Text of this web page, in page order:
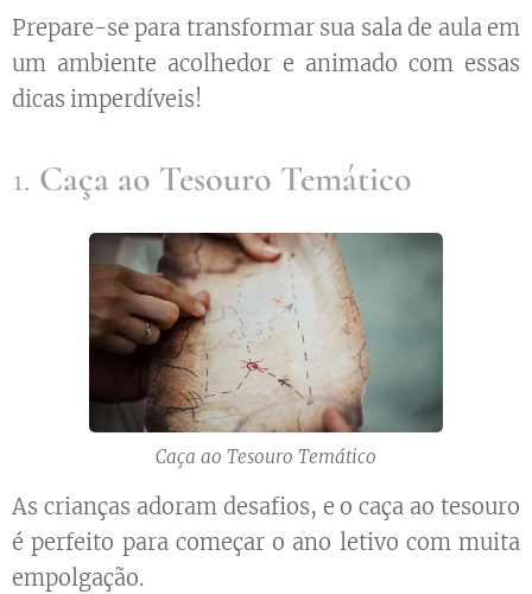
Prepare-se para transformar sua sala de aula em
um ambiente acolhedor e animado com essas
dicas imperdíveis!
1. Caça ao Tesouro Temático
Caça ao Tesouro Temático
As crianças adoram desafios, e o caça ao tesouro
é perfeito para começar o ano letivo com muita
empolgação.